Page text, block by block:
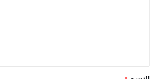
*